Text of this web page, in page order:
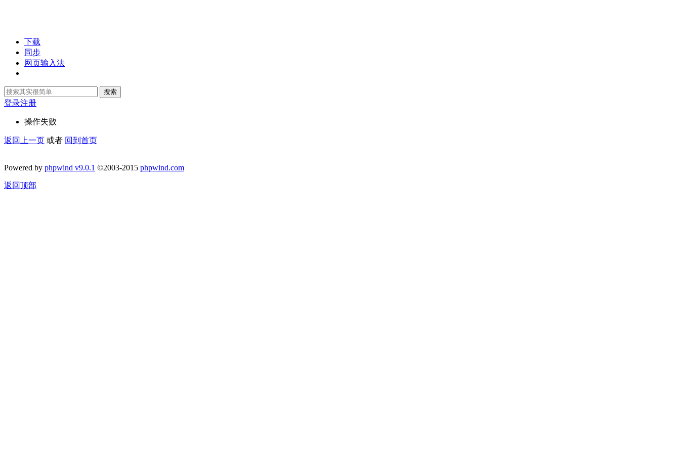
下载
同步
网页输入法
搜索
登录注册
操作失败
返回上一页 或者 回到首页
Powered by phpwind v9.0.1 ©2003-2015 phpwind.com
返回顶部